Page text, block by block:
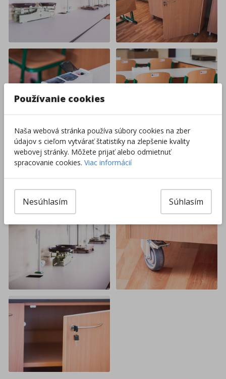
Používanie cookies
Naša webová stránka používa súbory cookies na zber
údajov s cieľom vytvárať štatistiky na zlepšenie kvality
webovej stránky. Môžete prijať alebo odmietnuť
spracovanie cookies. Viac informácií
Súhlasím
Nesúhlasím